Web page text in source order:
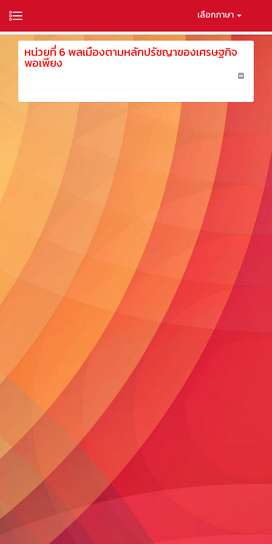
เลือกภาษา
หน่วยที่ 6 พลเมืองตามหลักปรัชญาของเศรษฐกิจ
พอเพียง